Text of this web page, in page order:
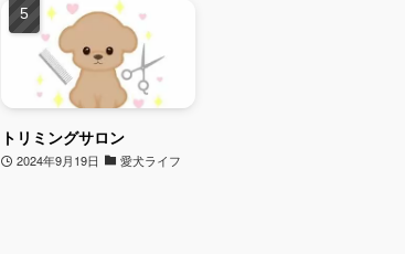
トリミングサロン
2024年9月19日 愛犬ライフ